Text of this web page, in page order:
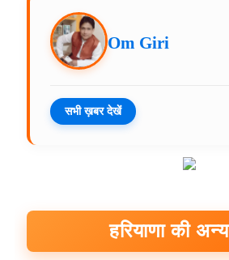
Om Giri
सभी ख़बर देखें
हरियाणा की